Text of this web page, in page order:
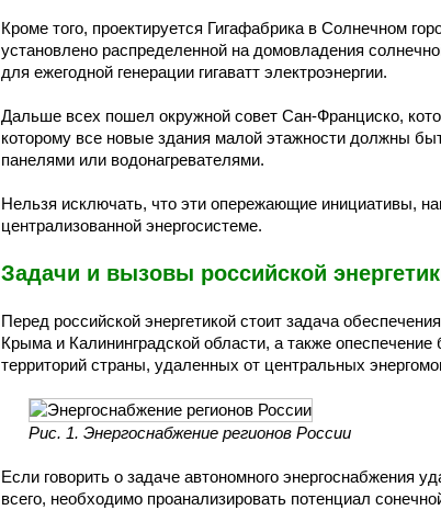
Кроме того, проектируется Гигафабрика в Солнечном
установлено распределенной на домовладения
для ежегодной генерации гигаватт электроэнергии.
Дальше всех пошел окружной совет Сан-Франциско,
которому все новые здания малой этажности должны
панелями или водонагревателями.
Нельзя исключать, что эти опережающие инициативы,
централизованной энергосистеме.
Задачи и вызовы российской
Перед российской энергетикой стоит задача
Крыма и Калининградской области, а также опеспечение
территорий страны, удаленных от центральных
Рис. 1. Энергоснабжение регионов России
Если говорить о задаче автономного энергоснабжения
всего, необходимо проанализировать потенциал